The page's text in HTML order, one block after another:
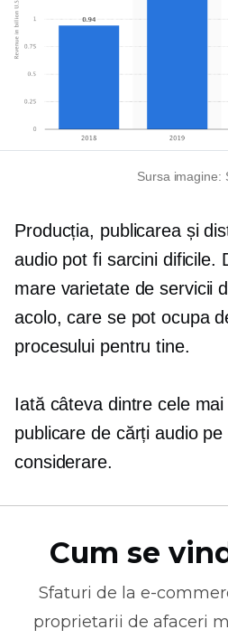
Sursa imagine:
Producția, publicarea și
audio pot fi sarcini dificile.
mare varietate de servicii
acolo, care se pot ocupa
procesului pentru tine.
Iată câteva dintre cele
publicare de cărți audio
considerare.
Cum se
Sfaturi de la e-
proprietarii de afaceri